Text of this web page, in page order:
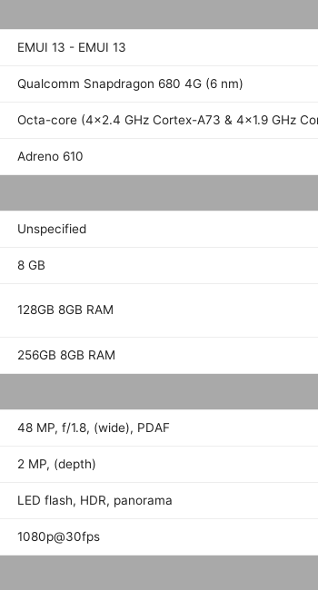
EMUI 13 - EMUI 13
Qualcomm Snapdragon 680 4G (6 nm)
Octa-core (4x2.4 GHz Cortex-A73 & 4x1.9 GHz
Adreno 610
Unspecified
8 GB
128GB 8GB RAM
256GB 8GB RAM
48 MP, f/1.8, (wide), PDAF
2 MP, (depth)
LED flash, HDR, panorama
1080p@30fps